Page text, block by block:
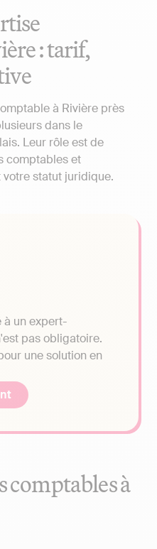
: tarif,
à Rivière près
dans le
Leur rôle est de
comptables et
statut juridique.
à un expert-
pas obligatoire.
une solution en
comptables à